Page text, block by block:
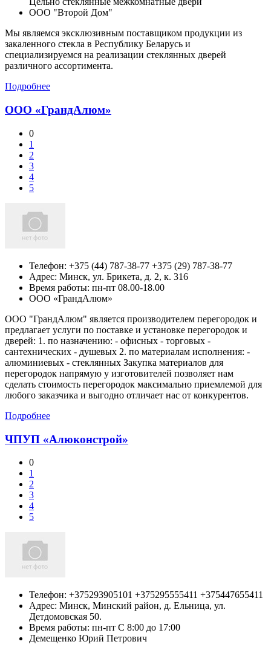
ООО "Второй Дом"
Мы являемся эксклюзивным поставщиком продукции из
закаленного стекла в Республику Беларусь и
специализируемся на реализации стеклянных дверей
различного ассортимента.
Подробнее
ООО «ГрандАлюм»
0
1
2
3
4
5
Телефон: +375 (44) 787-38-77 +375 (29) 787-38-77
Адрес: Минск, ул. Брикета, д. 2, к. 316
Время работы: пн-пт 08.00-18.00
ООО «ГрандАлюм»
ООО "ГрандАлюм" является производителем перегородок и
предлагает услуги по поставке и установке перегородок и
дверей: 1. по назначению: - офисных - торговых -
сантехнических - душевых 2. по материалам исполнения: -
алюминиевых - стеклянных Закупка материалов для
перегородок напрямую у изготовителей позволяет нам
сделать стоимость перегородок максимально приемлемой для
любого заказчика и выгодно отличает нас от конкурентов.
Подробнее
ЧПУП «Алюконстрой»
0
1
2
3
4
5
Телефон: +375293905101 +375295555411 +375447655411
Адрес: Минск, Минский район, д. Ельница, ул.
Детдомовская 50.
Время работы: пн-пт С 8:00 до 17:00
Демещенко Юрий Петрович